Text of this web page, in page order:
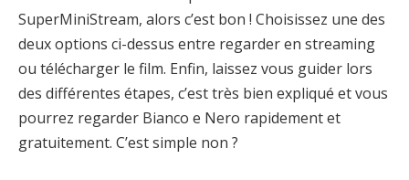
SuperMiniStream, alors c’est bon ! Choisissez une des
deux options ci-dessus entre regarder en streaming
ou télécharger le film. Enfin, laissez vous guider lors
des différentes étapes, c’est très bien expliqué et vous
pourrez regarder Bianco e Nero rapidement et
gratuitement. C’est simple non ?